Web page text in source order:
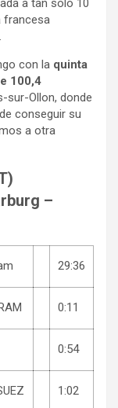
a tan solo 10
francesa
.
con la quinta
100,4
sur-Ollon, donde
conseguir su
a otra
–
29:36
0:11
0:54
1:02